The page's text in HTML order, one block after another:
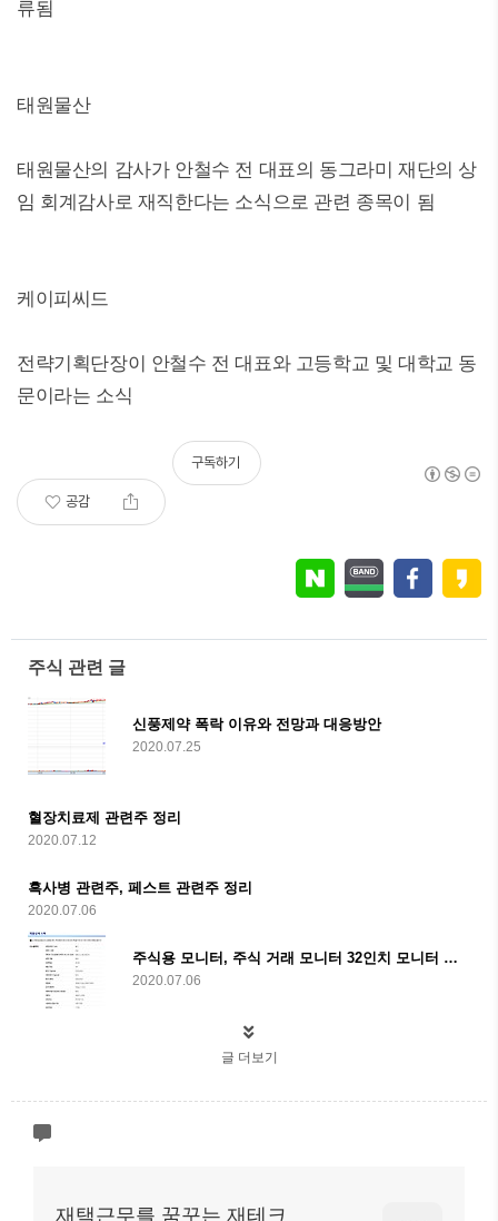
류됨
태원물산
태원물산의 감사가 안철수 전 대표의 동그라미 재단의 상
임 회계감사로 재직한다는 소식으로 관련 종목이 됨
케이피씨드
전략기획단장이 안철수 전 대표와 고등학교 및 대학교 동
문이라는 소식
공감
구독하기
주식 관련 글
신풍제약 폭락 이유와 전망과 대응방안
2020.07.25
혈장치료제 관련주 정리
2020.07.12
흑사병 관련주, 페스트 관련주 정리
2020.07.06
주식용 모니터, 주식 거래 모니터 32인치 모니터 추천
2020.07.06
글 더보기
재택근무를 꿈꾸는 재테크